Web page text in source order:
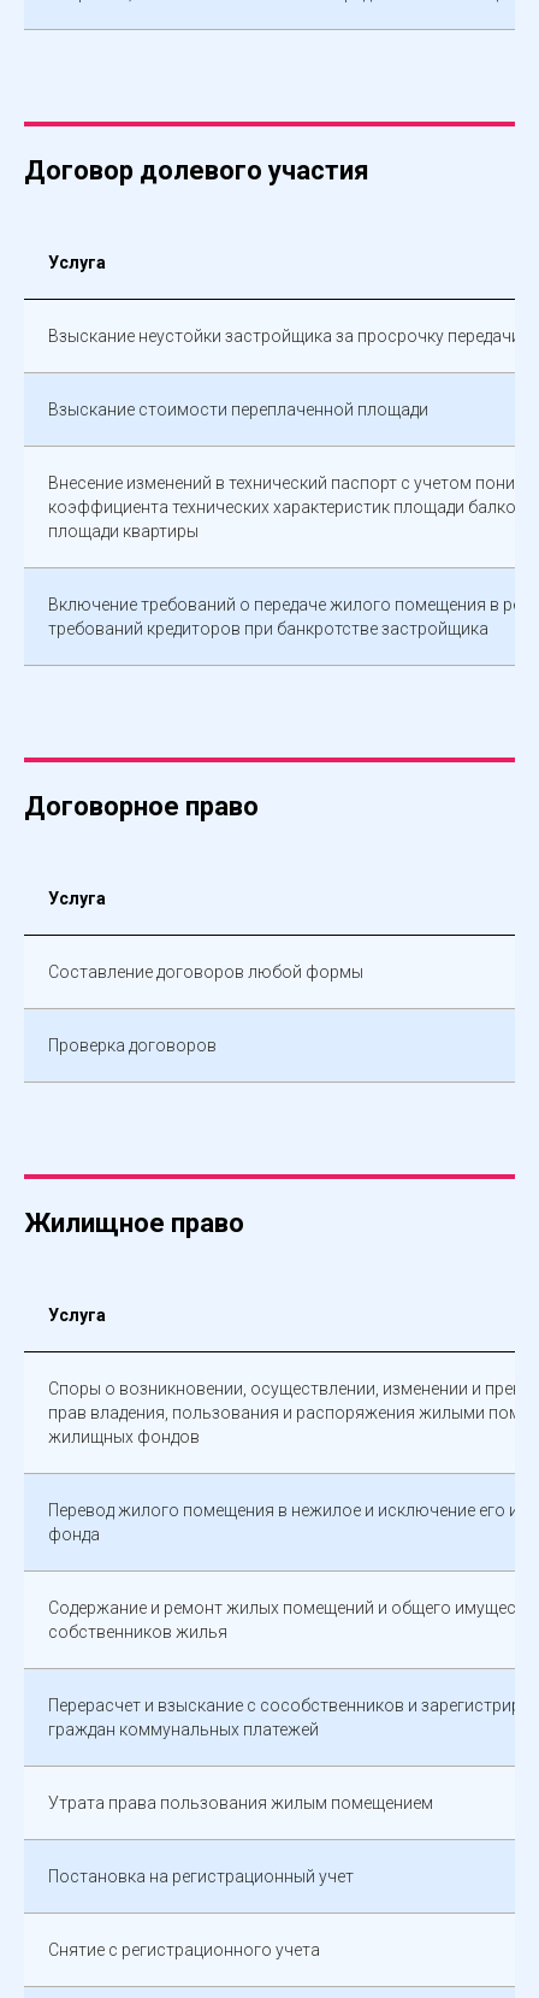
Договор долевого участия
Услуга
Взыскание неустойки застройщика за просрочку передачи
Взыскание стоимости переплаченной площади
Внесение изменений в технический паспорт с учетом
коэффициента технических характеристик площади
площади квартиры
Включение требований о передаче жилого помещения в
требований кредиторов при банкротстве застройщика
Договорное право
Услуга
Составление договоров любой формы
Проверка договоров
Жилищное право
Услуга
Споры о возникновении, осуществлении, изменении и
прав владения, пользования и распоряжения жилыми
жилищных фондов
Перевод жилого помещения в нежилое и исключение его из
фонда
Содержание и ремонт жилых помещений и общего
собственников жилья
Перерасчет и взыскание с сособственников и
граждан коммунальных платежей
Утрата права пользования жилым помещением
Постановка на регистрационный учет
Снятие с регистрационного учета